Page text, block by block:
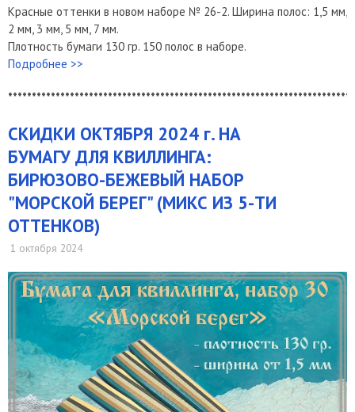
Красные оттенки в новом наборе № 26-2. Ширина полос: 1,5 мм,
2 мм, 3 мм, 5 мм, 7 мм.
Плотность бумаги 130 гр. 150 полос в наборе.
Подробнее >>
СКИДКИ ОКТЯБРЯ 2024 г. НА
БУМАГУ ДЛЯ КВИЛЛИНГА:
БИРЮЗОВО-БЕЖЕВЫЙ НАБОР
"МОРСКОЙ БЕРЕГ" (МИКС ИЗ 5-ТИ
ОТТЕНКОВ)
1 октября 2024